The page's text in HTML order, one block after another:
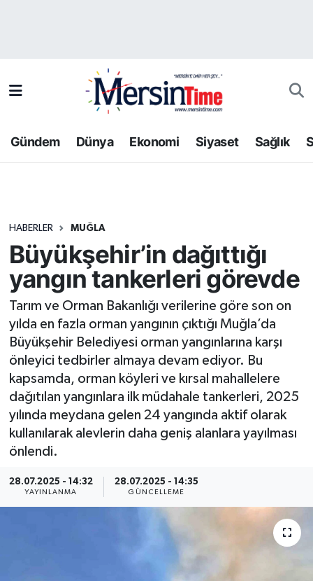
Gündem Dünya Ekonomi Siyaset Sağlık
HABERLER MUĞLA
Büyükşehir’in dağıttığı
yangın tankerleri görevde
Tarım ve Orman Bakanlığı verilerine göre son on
yılda en fazla orman yangının çıktığı Muğla’da
Büyükşehir Belediyesi orman yangınlarına karşı
önleyici tedbirler almaya devam ediyor. Bu
kapsamda, orman köyleri ve kırsal mahallelere
dağıtılan yangınlara ilk müdahale tankerleri, 2025
yılında meydana gelen 24 yangında aktif olarak
kullanılarak alevlerin daha geniş alanlara yayılması
önlendi.
28.07.2025 - 14:32
YAYINLANMA
28.07.2025 - 14:35
GÜNCELLEME
Bilim-Teknoloji
Dünya
Ekonomi
Gündem
Kültür-Sanat
Resmi İlan
Sağlık
Siyaset
Spor
Yaşam
Trafik Durumu
Tüm Manşetler
Haber Arşivi